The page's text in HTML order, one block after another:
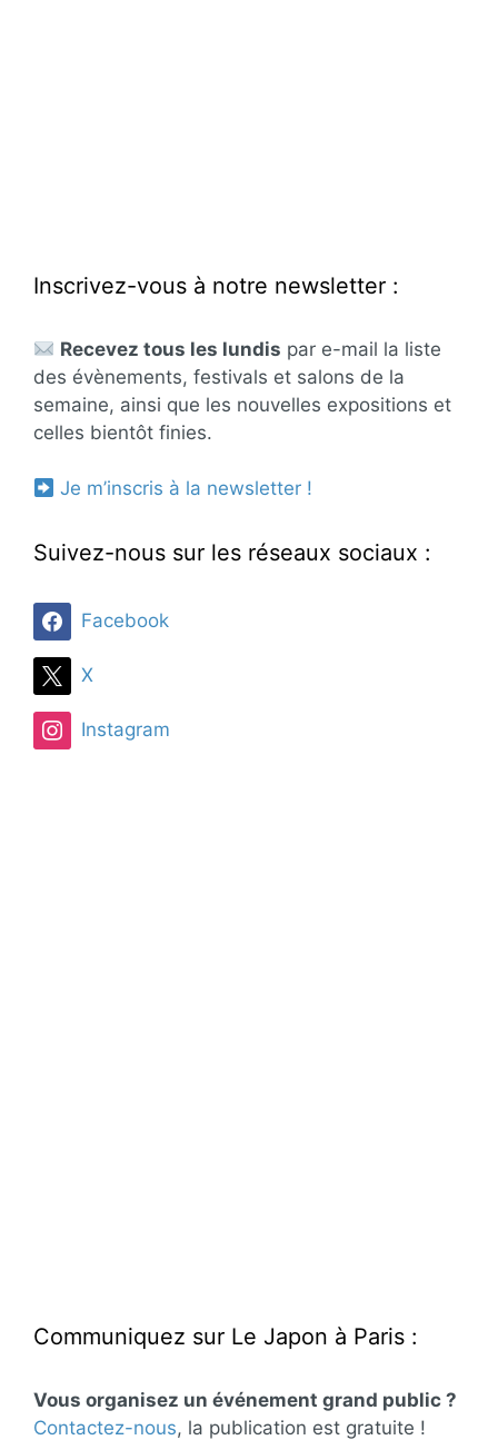
Inscrivez-vous à notre newsletter :
Recevez tous les lundis par e-mail la liste
des évènements, festivals et salons de la
semaine, ainsi que les nouvelles expositions et
celles bientôt finies.
Je m’inscris à la newsletter !
Suivez-nous sur les réseaux sociaux :
Facebook
X
Instagram
Communiquez sur Le Japon à Paris :
Vous organisez un événement grand public ?
Contactez-nous, la publication est gratuite !